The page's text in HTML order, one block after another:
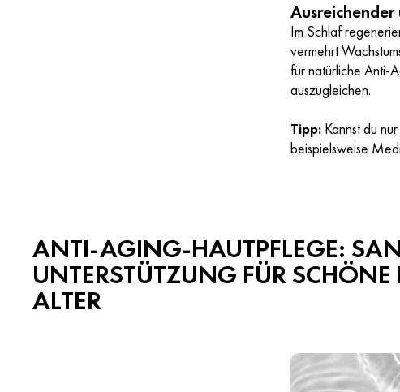
Im Schlaf
vermehrt
für natürliche Anti-
auszugleichen.
Tipp: Kannst du
beispielsweise
ANTI-AGING-HAUTPFLEGE:
UNTERSTÜTZUNG FÜR
ALTER